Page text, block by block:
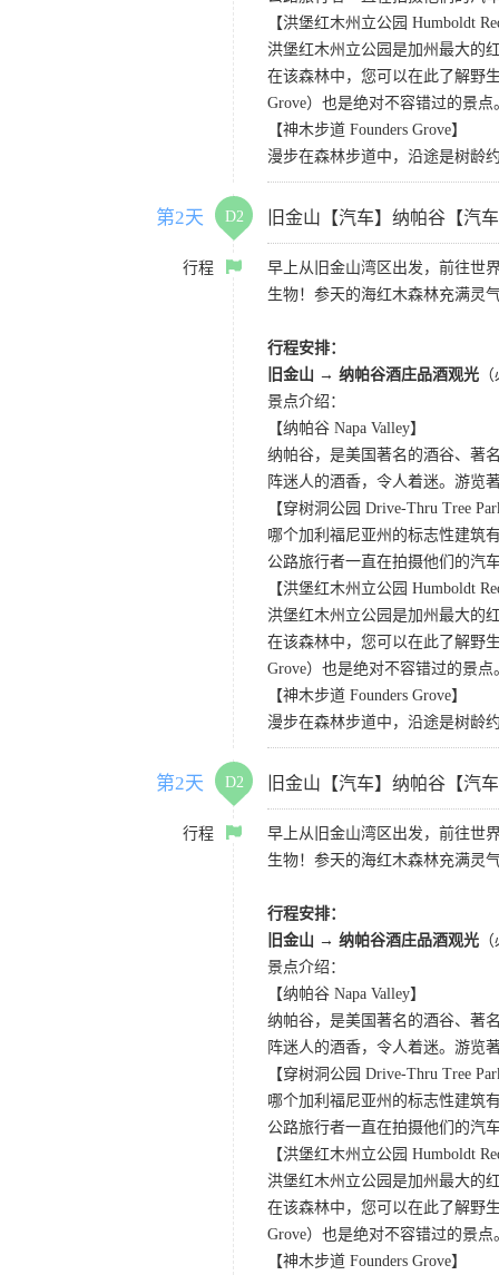
【洪堡红木州立公园 Humboldt
洪堡红木州立公园是加州最大的
在该森林中，您可以在此了解野
Grove）也是绝对不容错过的景点
【神木步道 Founders Grove】
漫步在森林步道中，沿途是树龄
第2天 D2 旧金山【汽车】纳帕谷【汽
行程
早上从旧金山湾区出发，前往世
生物！参天的海红木森林充满灵
行程安排：
旧金山 → 纳帕谷酒庄品酒观光
景点介绍：
【纳帕谷 Napa Valley】
纳帕谷，是美国著名的酒谷、著
阵迷人的酒香，令人着迷。游览
【穿树洞公园 Drive-Thru Tree
哪个加利福尼亚州的标志性建筑
公路旅行者一直在拍摄他们的汽
【洪堡红木州立公园 Humboldt
洪堡红木州立公园是加州最大的
在该森林中，您可以在此了解野
Grove）也是绝对不容错过的景点
【神木步道 Founders Grove】
漫步在森林步道中，沿途是树龄
第2天 D2 旧金山【汽车】纳帕谷【汽
行程
早上从旧金山湾区出发，前往世
生物！参天的海红木森林充满灵
行程安排：
旧金山 → 纳帕谷酒庄品酒观光
景点介绍：
【纳帕谷 Napa Valley】
纳帕谷，是美国著名的酒谷、著
阵迷人的酒香，令人着迷。游览
【穿树洞公园 Drive-Thru Tree
哪个加利福尼亚州的标志性建筑
公路旅行者一直在拍摄他们的汽
【洪堡红木州立公园 Humboldt
洪堡红木州立公园是加州最大的
在该森林中，您可以在此了解野
Grove）也是绝对不容错过的景点
【神木步道 Founders Grove】